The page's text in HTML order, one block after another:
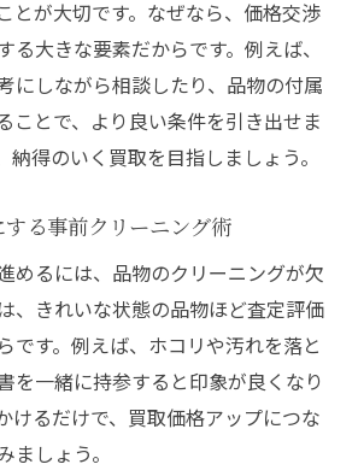
とが大切です。なぜなら、価格交渉
る大きな要素だからです。例えば、
にしながら相談したり、品物の付属
ことで、より良い条件を引き出せま
納得のいく買取を目指しましょう。
る事前クリーニング術
めるには、品物のクリーニングが欠
、きれいな状態の品物ほど査定評価
です。例えば、ホコリや汚れを落と
を一緒に持参すると印象が良くなり
けるだけで、買取価格アップにつな
ましょう。